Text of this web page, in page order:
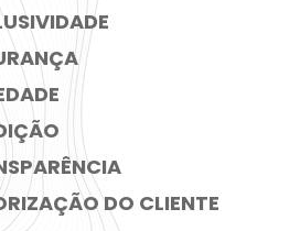
DO CLIENTE